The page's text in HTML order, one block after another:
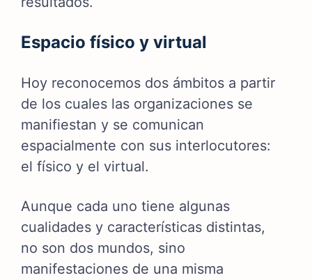
Espacio físico y virtual
Hoy reconocemos dos ámbitos a partir
de los cuales las organizaciones se
manifiestan y se comunican
espacialmente con sus interlocutores:
el físico y el virtual.
Aunque cada uno tiene algunas
cualidades y características distintas,
no son dos mundos, sino
manifestaciones de una misma